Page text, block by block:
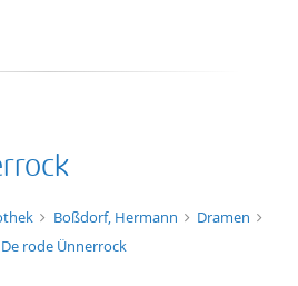
Boßdorf, Hermann
Dramen
De rode Ünnerrock